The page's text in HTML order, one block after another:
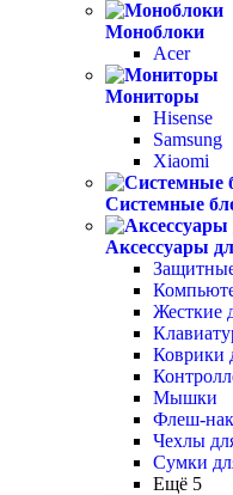
Моноблоки
Acer
Мониторы
Hisense
Samsung
Xiaomi
Системные
Аксессуары
Жесткие
Коврики
Мышки
Флеш-
Чехлы
Сумки
Ещё 5